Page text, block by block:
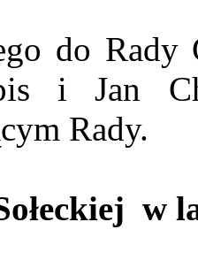
do
i Jan
Rady.
w